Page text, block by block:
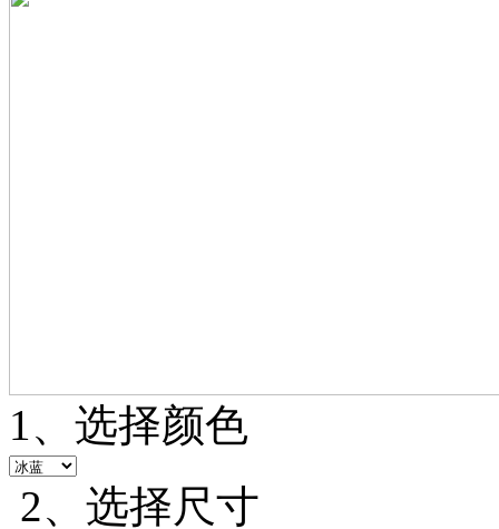
1、选择颜色
2、选择尺寸